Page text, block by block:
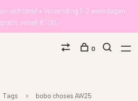
achteraf • Verzending 1-2 werkdagen
gratis vanaf €100,-
0
Tags bobo choses AW25